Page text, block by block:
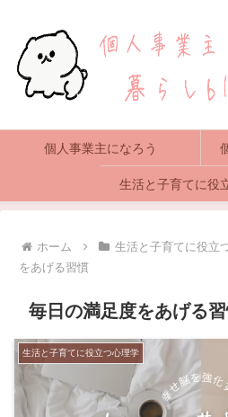
個人事業主になろう
生活と子育てに役
ホーム 生活と子育てに役立
をあげる習慣
毎日の満足度をあげる
生活と子育てに役立つ心理学